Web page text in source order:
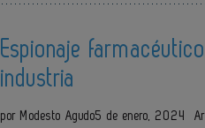
Espionaje
industria
por Modesto Agudo5 de enero, 2024